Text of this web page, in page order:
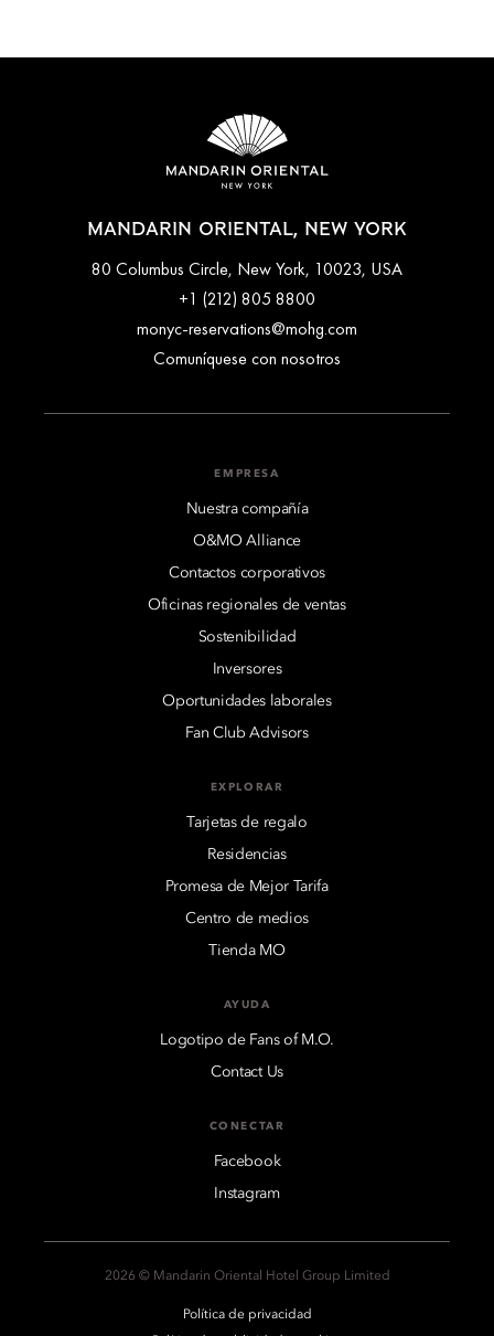
MANDARIN ORIENTAL, NEW YORK
80 Columbus Circle, New York, 10023, USA
+1 (212) 805 8800
monyc-reservations@mohg.com
Comuníquese con nosotros
EMPRESA
Nuestra compañía
O&MO Alliance
Contactos corporativos
Oficinas regionales de ventas
Sostenibilidad
Inversores
Oportunidades laborales
Fan Club Advisors
EXPLORAR
Tarjetas de regalo
Residencias
Promesa de Mejor Tarifa
Centro de medios
Tienda MO
AYUDA
Logotipo de Fans of M.O.
Contact Us
CONECTAR
Facebook
Instagram
2026 © Mandarin Oriental Hotel Group Limited
Política de privacidad